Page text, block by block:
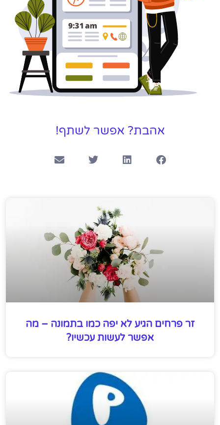
אהבת? אפשר לשתף!
זר פרחים הגיע לא יפה כמו בתמונה – מה
אפשר לעשות עכשיו?